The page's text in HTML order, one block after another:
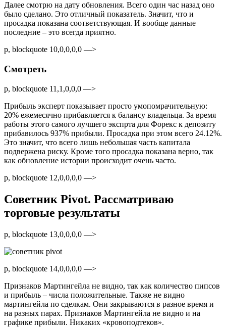
Далее смотрю на дату обновления. Всего один час назад оно
было сделано. Это отличный показатель. Значит, что и
просадка показана соответствующая. И вообще данные
последние – это всегда приятно.
p, blockquote 10,0,0,0,0 —>
Смотреть
p, blockquote 11,1,0,0,0 —>
Прибыль эксперт показывает просто умопомрачительную:
20% ежемесячно прибавляется к балансу владельца. За время
работы этого самого лучшего экспрта для Форекс к депозиту
прибавилось 937% прибыли. Просадка при этом всего 24.12%.
Это значит, что всего лишь небольшая часть капитала
подвержена риску. Кроме того просадка показана верно, так
как обновление истории происходит очень часто.
p, blockquote 12,0,0,0,0 —>
Советник Pivot. Рассматриваю
торговые результаты
p, blockquote 13,0,0,0,0 —>
p, blockquote 14,0,0,0,0 —>
Признаков Мартингейла не видно, так как количество пипсов
и прибыль – числа положительные. Также не видно
мартингейла по сделкам. Они закрываются в разное время и
на разных парах. Признаков Мартингейла не видно и на
графике прибыли. Никаких «кровоподтеков».